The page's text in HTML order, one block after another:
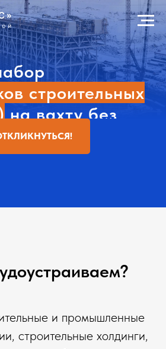
строительных
на вахту без
обучением!
и промышленные
строительные холдинги,